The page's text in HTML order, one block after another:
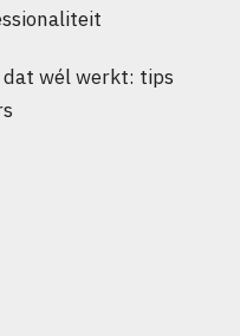
wél werkt: tips